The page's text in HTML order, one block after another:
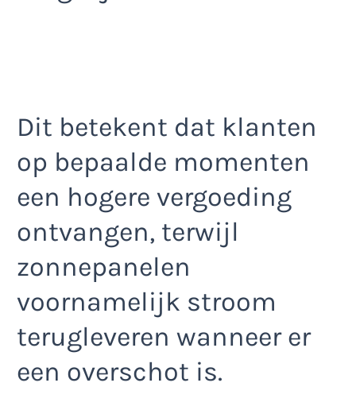
Dit betekent dat klanten
op bepaalde momenten
een hogere vergoeding
ontvangen, terwijl
zonnepanelen
voornamelijk stroom
terugleveren wanneer er
een overschot is.